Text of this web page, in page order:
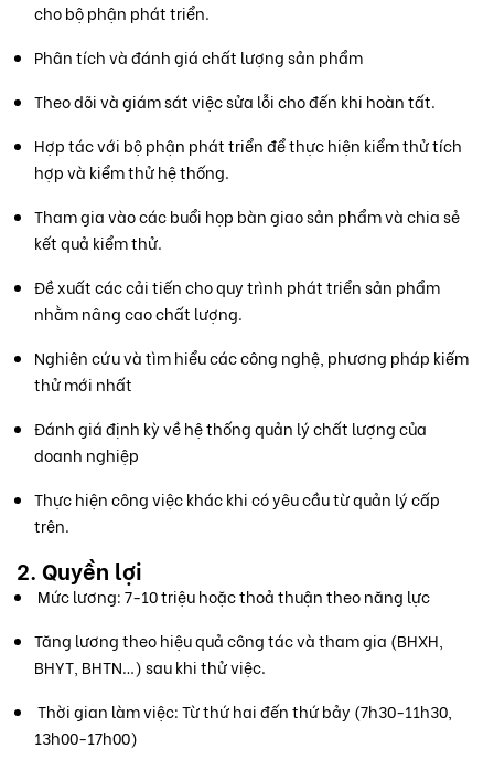
cho bộ phận phát triển.
Phân tích và đánh giá chất lượng sản phẩm
Theo dõi và giám sát việc sửa lỗi cho đến khi hoàn tất.
Hợp tác với bộ phận phát triển để thực hiện kiểm thử tích
hợp và kiểm thử hệ thống.
Tham gia vào các buổi họp bàn giao sản phẩm và chia sẻ
kết quả kiểm thử.
Đề xuất các cải tiến cho quy trình phát triển sản phẩm
nhằm nâng cao chất lượng.
Nghiên cứu và tìm hiểu các công nghệ, phương pháp kiếm
thử mới nhất
Đánh giá định kỳ về hệ thống quản lý chất lượng của
doanh nghiệp
Thực hiện công việc khác khi có yêu cầu từ quản lý cấp
trên.
2. Quyền lợi
Mức lương: 7-10 triệu hoặc thoả thuận theo năng lực
Tăng lương theo hiệu quả công tác và tham gia (BHXH,
BHYT, BHTN…) sau khi thử việc.
Thời gian làm việc: Từ thứ hai đến thứ bảy (7h30-11h30,
13h00-17h00)